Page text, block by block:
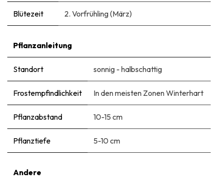
Blütezeit 2. Vorfrühling (März)
Pflanzanleitung
Standort sonnig - halbschattig
Frostempfindlichkeit In den meisten Zonen Winterhart
Pflanzabstand 10-15 cm
Pflanztiefe 5-10 cm
Andere